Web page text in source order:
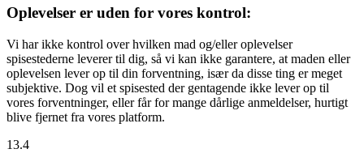
Oplevelser er uden for vores kontrol:
Vi har ikke kontrol over hvilken mad og/eller oplevelser
spisestederne leverer til dig, så vi kan ikke garantere, at maden eller
oplevelsen lever op til din forventning, især da disse ting er meget
subjektive. Dog vil et spisested der gentagende ikke lever op til
vores forventninger, eller får for mange dårlige anmeldelser, hurtigt
blive fjernet fra vores platform.
13.4